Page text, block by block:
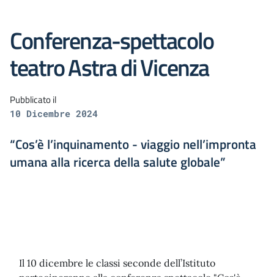
Conferenza-spettacolo
teatro Astra di Vicenza
Pubblicato il
10 Dicembre 2024
“Cos’è l’inquinamento - viaggio nell’impronta
umana alla ricerca della salute globale”
Il 10 dicembre le classi seconde dell’Istituto